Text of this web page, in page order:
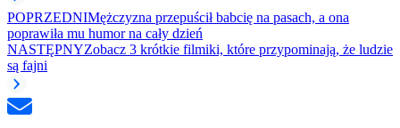
POPRZEDNIMężczyzna przepuścił babcię na pasach, a ona
poprawiła mu humor na cały dzień
NASTĘPNYZobacz 3 krótkie filmiki, które przypominają, że ludzie
są fajni